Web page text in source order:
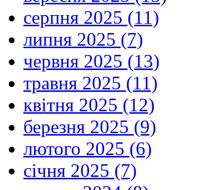
серпня 2025 (11)
липня 2025 (7)
червня 2025 (13)
травня 2025 (11)
квітня 2025 (12)
березня 2025 (9)
лютого 2025 (6)
січня 2025 (7)